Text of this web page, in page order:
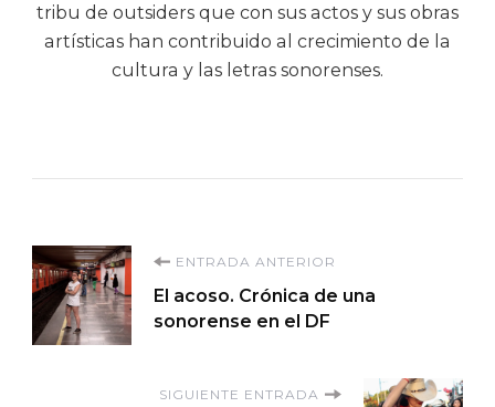
tribu de outsiders que con sus actos y sus obras
artísticas han contribuido al crecimiento de la
cultura y las letras sonorenses.
Navegación
de
entradas
ENTRADA ANTERIOR
El acoso. Crónica de una
sonorense en el DF
SIGUIENTE ENTRADA